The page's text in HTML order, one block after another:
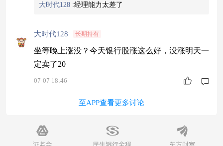
大时代128 :经理能力太差了
大时代128 长期持有
坐等晚上涨没？今天银行股涨这么好，没涨明天一
定卖了20
07-07 18:46
至APP查看更多讨论